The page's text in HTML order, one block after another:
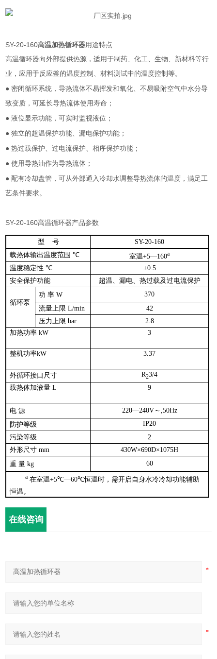
SY-20-160高温加热循环器用途特点
高温循环器向外部提供热源，适用于制药、化工、生物、新材料等行
业，应用于反应釜的温度控制、材料测试中的温度控制等。
● 密闭循环系统，导热流体不易挥发和氧化、不易吸附空气中水分导
致变质，可延长导热流体使用寿命；
●液位显示功能，可实时监视液位；
●独立的超温保护功能、漏电保护功能；
●热过载保护、过电流保护、相序保护功能；
●使用导热油作为导热流体；
●配有冷却盘管，可从外部通入冷却水调整导热流体的温度，满足工
艺条件要求。
SY-20-160高温循环器产品参数
型 号
SY-20-160
载热体输出温度范围 ℃ 室温+5—160a
温度稳定性 ℃
±0.5
安全保护功能
超温、漏电、热过载及过电流保护
循环泵
功 率 W
370
流量上限 L/min
42
压力上限 bar
2.8
加热功率 kW 3
整机功率kW 3.37
外循环接口尺寸 R23/4
载热体加液量 L 9
电 源 220—240V～ ,50Hz
防护等级
IP20
污染等级
2
外形尺寸 mm
430W×690D×1075H
重 量 kg 60
a 在室温+5℃—60℃恒温时，需开启自身水冷冷却功能辅助
恒温。
在线咨询